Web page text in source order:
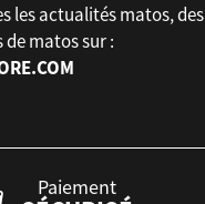
les actualités matos, des
matos sur :
Paiement